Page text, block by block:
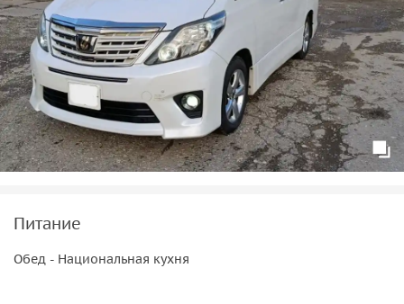
Питание
Обед - Национальная кухня